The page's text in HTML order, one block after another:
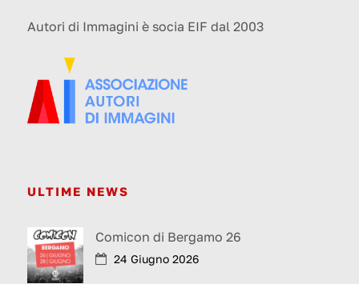
Autori di Immagini è socia EIF dal 2003
ULTIME NEWS
Comicon di Bergamo 26
24 Giugno 2026